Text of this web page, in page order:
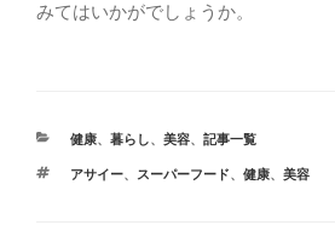
みてはいかがでしょうか。
健康、 暮らし、 美容、 記事一覧
アサイー、 スーパーフード、 健康、 美容